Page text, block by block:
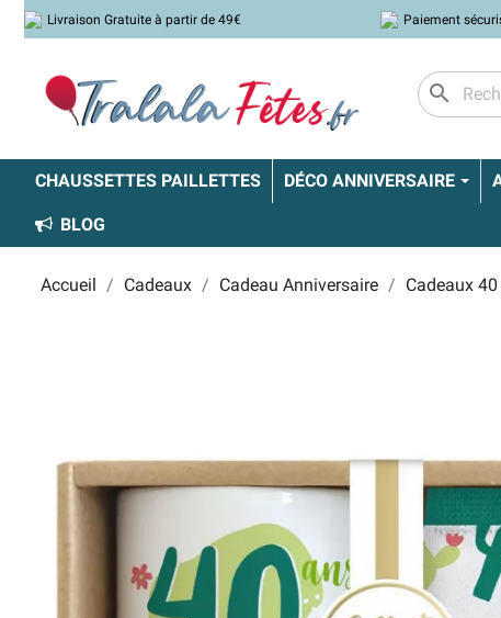
Livraison Gratuite à partir de 49€ Paiement
search
CHAUSSETTES PAILLETTES DÉCO ANNIVERSAIRE
BLOG
Accueil Cadeaux Cadeau Anniversaire Cadeaux